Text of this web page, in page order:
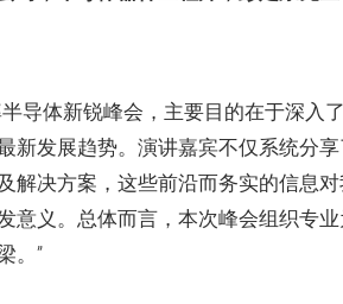
导体新锐峰会，主要目的在于深入
新发展趋势。演讲嘉宾不仅系统分
解决方案，这些前沿而务实的信息
意义。总体而言，本次峰会组织专
。”